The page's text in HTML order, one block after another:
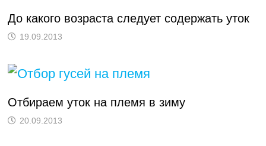
До какого возраста следует содержать уток
19.09.2013
Отбираем уток на племя в зиму
20.09.2013